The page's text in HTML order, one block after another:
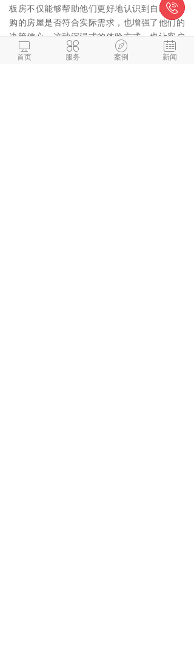
板房不仅能够帮助他们更好地认识到自己所选
购的房屋是否符合实际需求，也增强了他们的
决策信心。这种沉浸式的体验方式，也让客户
在选择房产时，能够更好地理解和感受到未来

首页

服务

案例

新闻
